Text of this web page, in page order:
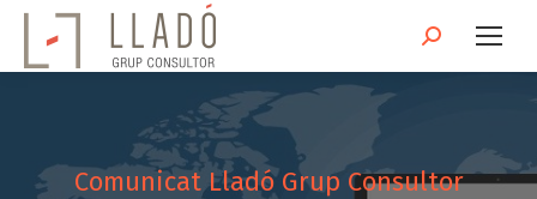
Search:
Comunicat Lladó Grup Consultor